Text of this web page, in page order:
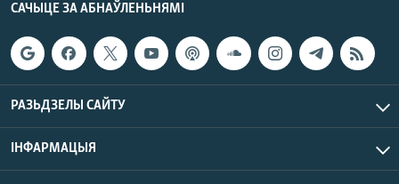
САЧЫЦЕ ЗА АБНАЎЛЕНЬНЯМІ
РАЗЬДЗЕЛЫ САЙТУ
ІНФАРМАЦЫЯ